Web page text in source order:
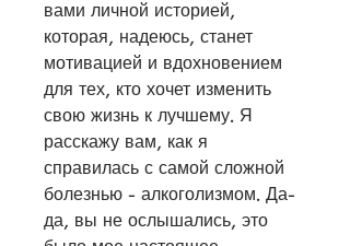
вами личной историей,
которая, надеюсь, станет
мотивацией и вдохновением
для тех, кто хочет изменить
свою жизнь к лучшему. Я
расскажу вам, как я
справилась с самой сложной
болезнью - алкоголизмом. Да-
да, вы не ослышались, это